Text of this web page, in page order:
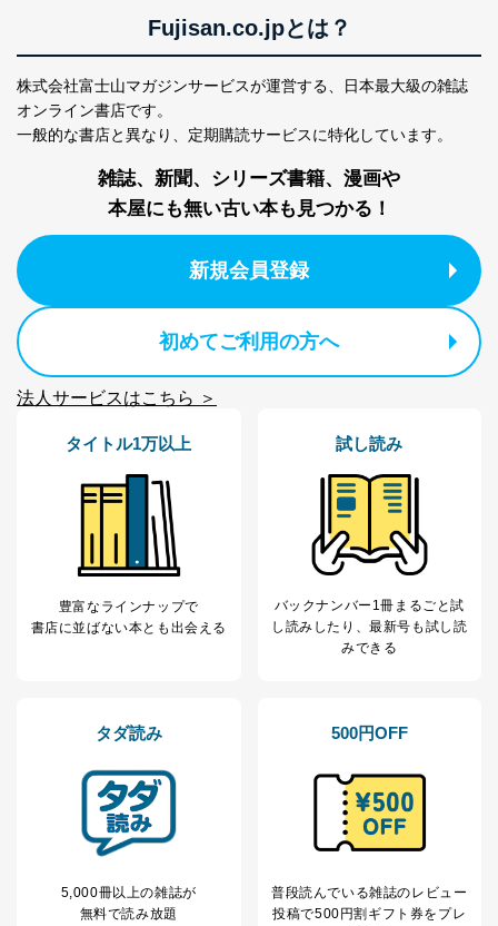
貴殿の個人情報及び当社の個人情報保護マネジメントシ
ステムに関するご相談及び苦情については以下までご連
適切、かつ迅速に対応させていただきます。
株式会社富士山マガジンサービス 個人情報問い合わせ
係
TEL：0570-200-223
FAX：03-5459-7073
e-mail：cs@fujisan.co.jp
制定：2005年4月1日
代表取締役会長 西野 伸一郎
個人情報の取扱いについて
１．個人情報保護管理者
護管理者の責任のもと、個人情報を取得・アクセス・利
用・提供・管理いたします。
東京都渋谷区南平台町16-11
株式会社富士山マガジンサービス
代表取締役会長 西野 伸一郎
個人情報保護管理者: 経営管理グループディレクター 前
田 嘉也
２．利用目的
個人情報の種類 利用目的
当社の定期購読サ
ービス等をご利用
商品代金回収のため
ｅメール等による商品、サービ
ス、キャンペーン等の広告の案内
閲覧履歴や購買履歴等の情報を分
析して、趣味・嗜好に
Fujisan.co.jpとは？
株式会社富士山マガジンサービスが運営する、
日本最大級の雑誌
オンライン書店です。
一般的な書店と異なり、 定期購読サービスに特化しています。
雑誌、新聞、シリーズ書籍、漫画や
本屋にも無い古い本も見つかる！
新規会員登録
初めてご利用の方へ
法人サービスはこちら ＞
タイトル1万以上
豊富なラインナップで
書店に並ばない本とも出会える
試し読み
バックナンバー1冊まるごと試
し読み したり、最新号も試し読
みできる
タダ読み
5,000冊以上の雑誌が
無料で読み放題
500円OFF
普段読んでいる雑誌のレビュー
投稿で500円割ギフト券をプレ